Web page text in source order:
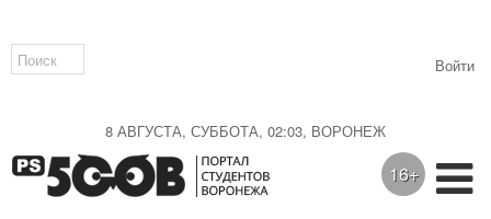
8 АВГУСТА, СУББОТА, 02:03, ВОРОНЕЖ
Войти
16+